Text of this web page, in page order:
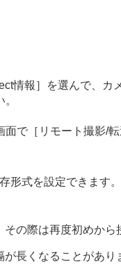
情報］
を選んで、カ
面で ［リモート撮影/転
形式を設定できます。
の際は再度初めから
長くなることがあり